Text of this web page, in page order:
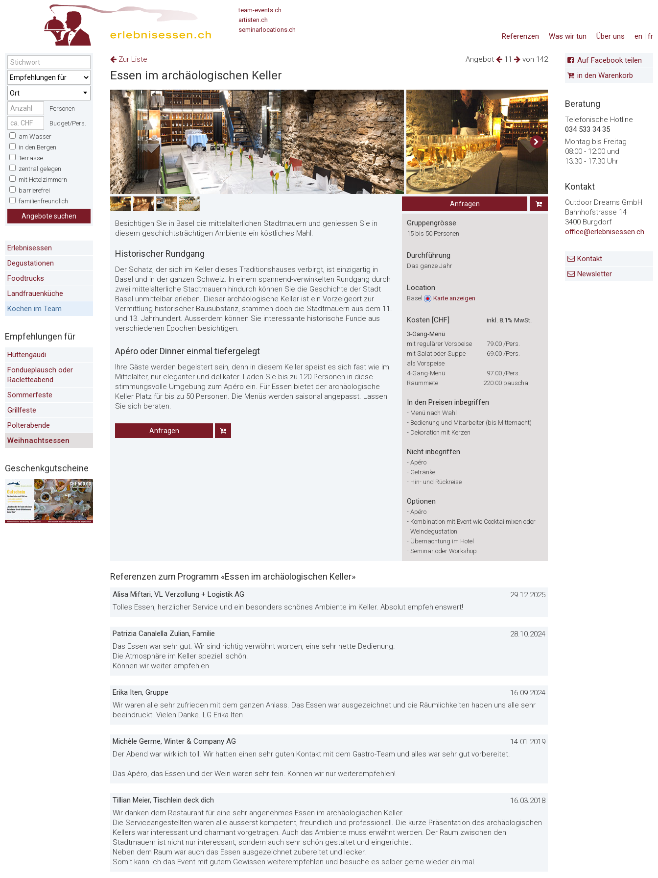
team-events.ch
artisten.ch
seminarlocations.ch
en | fr
Über uns
Was wir tun
Referenzen
Ort
Personen
Budget/Pers.
am Wasser
in den Bergen
Terrasse
zentral gelegen
mit Hotelzimmern
barrierefrei
familienfreundlich
Angebote suchen
Erlebnisessen
Degustationen
Foodtrucks
Landfrauenküche
Kochen im Team
Empfehlungen für
Hüttengaudi
Fondueplausch oder
Racletteabend
Sommerfeste
Grillfeste
Polterabende
Weihnachtsessen
Geschenkgutscheine
Angebot 11 von 142
Zur Liste
Essen im archäologischen Keller
Anfragen
Besichtigen Sie in Basel die mittelalterlichen Stadtmauern und geniessen Sie in
diesem geschichtsträchtigen Ambiente ein köstliches Mahl.
Historischer Rundgang
Der Schatz, der sich im Keller dieses Traditionshauses verbirgt, ist einzigartig in
Basel und in der ganzen Schweiz. In einem spannend-verwinkelten Rundgang durch
zwei mittelalterliche Stadtmauern hindurch können Sie die Geschichte der Stadt
Basel unmittelbar erleben. Dieser archäologische Keller ist ein Vorzeigeort zur
Vermittlung historischer Bausubstanz, stammen doch die Stadtmauern aus dem 11.
und 13. Jahrhundert. Ausserdem können Sie interessante historische Funde aus
verschiedenen Epochen besichtigen.
Apéro oder Dinner einmal tiefergelegt
Ihre Gäste werden begeistert sein, denn in diesem Keller speist es sich fast wie im
Mittelalter, nur eleganter und delikater. Laden Sie bis zu 120 Personen in diese
stimmungsvolle Umgebung zum Apéro ein. Für Essen bietet der archäologische
Keller Platz für bis zu 50 Personen. Die Menüs werden saisonal angepasst. Lassen
Sie sich beraten.
Anfragen
Gruppengrösse
15 bis 50 Personen
Durchführung
Das ganze Jahr
Location
Basel Karte anzeigen
Kosten [CHF]
inkl. 8.1% MwSt.
3-Gang-Menü
mit regulärer Vorspeise
79.00 /Pers.
mit Salat oder Suppe
als Vorspeise
69.00 /Pers.
4-Gang-Menü 97.00 /Pers.
Raummiete
220.00 pauschal
In den Preisen inbegriffen
- Menü nach Wahl
- Bedienung und Mitarbeiter (bis Mitternacht)
- Dekoration mit Kerzen
Nicht inbegriffen
- Apéro
- Getränke
- Hin- und Rückreise
Optionen
- Apéro
- Kombination mit Event wie Cocktailmixen oder
Weindegustation
- Übernachtung im Hotel
- Seminar oder Workshop
Referenzen zum Programm «Essen im archäologischen Keller»
Alisa Miftari, VL Verzollung + Logistik AG
29.12.2025
Tolles Essen, herzlicher Service und ein besonders schönes Ambiente im Keller. Absolut empfehlenswert!
Patrizia Canalella Zulian, Familie
28.10.2024
Das Essen war sehr gut. Wir sind richtig verwöhnt worden, eine sehr nette Bedienung.
Die Atmosphäre im Keller speziell schön.
Können wir weiter empfehlen
Erika Iten, Gruppe
16.09.2024
Wir waren alle sehr zufrieden mit dem ganzen Anlass. Das Essen war ausgezeichnet und die Räumlichkeiten haben uns alle sehr
beeindruckt. Vielen Danke. LG Erika Iten
Michèle Germe, Winter & Company AG
14.01.2019
Der Abend war wirklich toll. Wir hatten einen sehr guten Kontakt mit dem Gastro-Team und alles war sehr gut vorbereitet.
Das Apéro, das Essen und der Wein waren sehr fein. Können wir nur weiterempfehlen!
Tillian Meier, Tischlein deck dich
16.03.2018
Wir danken dem Restaurant für eine sehr angenehmes Essen im archäologischen Keller.
Die Serviceangestellten waren alle äusserst kompetent, freundlich und professionell. Die kurze Präsentation des archäologischen
Kellers war interessant und charmant vorgetragen. Auch das Ambiente muss erwähnt werden. Der Raum zwischen den
Stadtmauern ist nicht nur interessant, sondern auch sehr schön gestaltet und eingerichtet.
Neben dem Raum war auch das Essen ausgezeichnet zubereitet und lecker.
Somit kann ich das Event mit gutem Gewissen weiterempfehlen und besuche es selber gerne wieder ein mal.
Auf Facebook teilen
in den Warenkorb
Beratung
Telefonische Hotline
034 533 34 35
Montag bis Freitag
08:00 - 12:00 und
13:30 - 17:30 Uhr
Kontakt
Outdoor Dreams GmbH
Bahnhofstrasse 14
3400 Burgdorf
office@erlebnisessen.ch
Kontakt
Newsletter